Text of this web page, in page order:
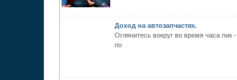
Доход на автозапчастях.
Оглянитесь вокруг во время часа пик -
по